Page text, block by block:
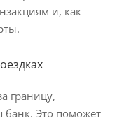
и, как
границу,
банк. Это поможет